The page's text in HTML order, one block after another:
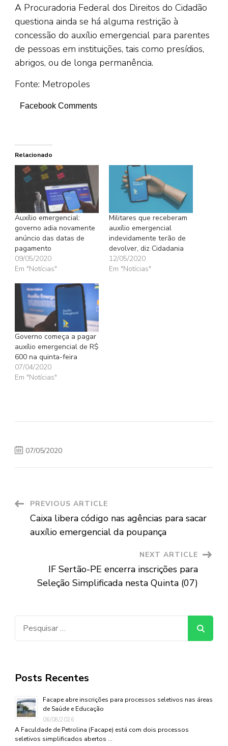
A Procuradoria Federal dos Direitos do Cidadão
questiona ainda se há alguma restrição à
concessão do auxílio emergencial para parentes
de pessoas em instituições, tais como presídios,
abrigos, ou de longa permanência.
Fonte: Metropoles
Facebook Comments
Relacionado
Auxílio emergencial:
governo adia novamente
anúncio das datas de
pagamento
09/05/2020
Em "Notícias"
Militares que receberam
auxílio emergencial
indevidamente terão de
devolver, diz Cidadania
12/05/2020
Em "Notícias"
Governo começa a pagar
auxílio emergencial de R$
600 na quinta-feira
07/04/2020
Em "Notícias"
07/05/2020
Post
Navigation
PREVIOUS ARTICLE
Caixa libera código nas agências para sacar
auxílio emergencial da poupança
NEXT ARTICLE
IF Sertão-PE encerra inscrições para
Seleção Simplificada nesta Quinta (07)
Posts Recentes
Facape abre inscrições para processos seletivos nas áreas
de Saúde e Educação
06/08/2026
A Faculdade de Petrolina (Facape) está com dois processos
seletivos simplificados abertos …